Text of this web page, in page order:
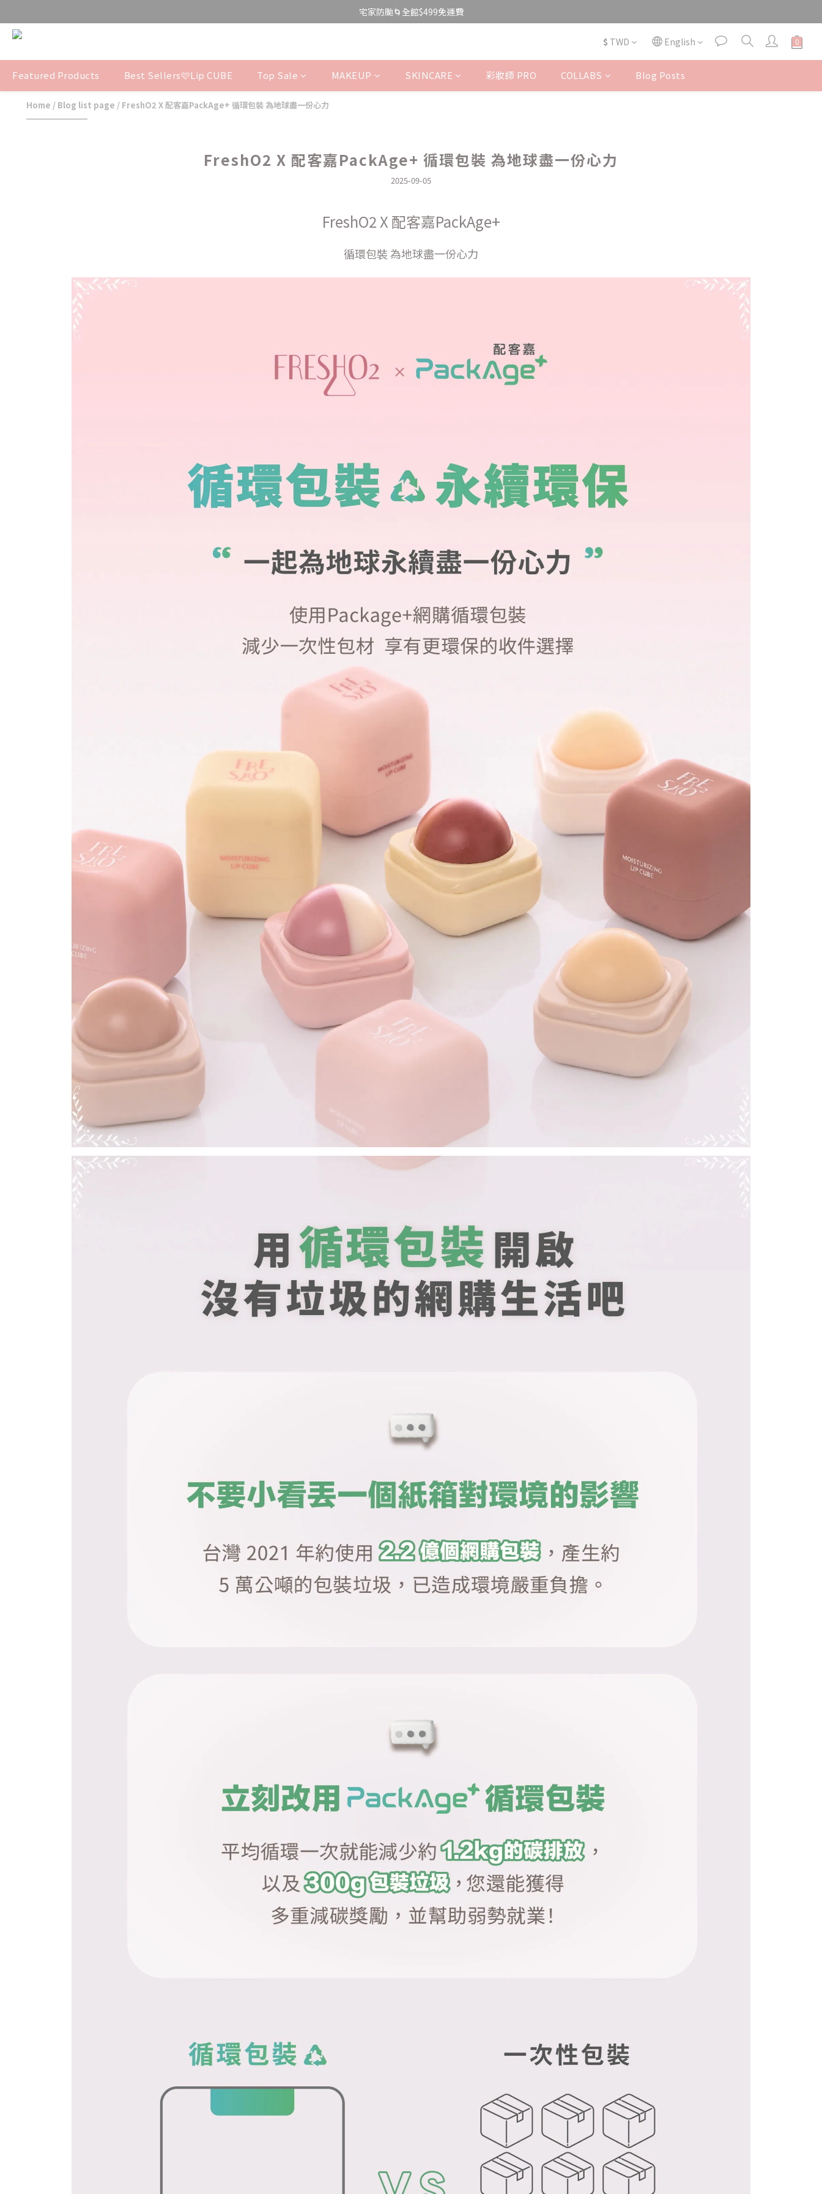
宅家防颱🌀全館$499免運費
宅家防颱🌀全館$499免運費
$ TWD English
Featured Products Best Sellers🩷Lip CUBE Top Sale MAKEUP SKINCARE 彩妝師 PRO COLLABS Blog Posts
Home / Blog list page / FreshO2 X 配客嘉PackAge+ 循環包裝 為地球盡一份心力
FreshO2 X 配客嘉PackAge+ 循環包裝 為地球盡一份心力
2025-09-05
FreshO2 X 配客嘉PackAge+
循環包裝 為地球盡一份心力